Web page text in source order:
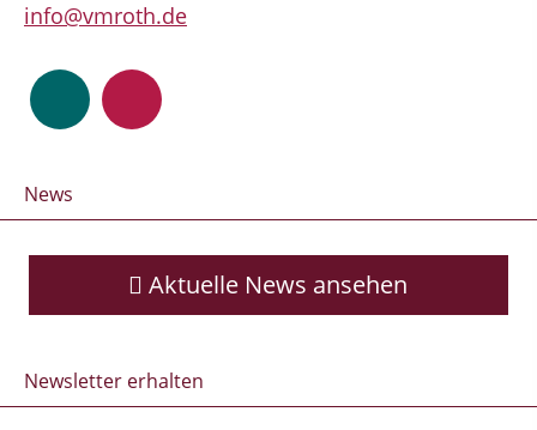
info@vmroth.de
News
Aktuelle News ansehen
Newsletter erhalten